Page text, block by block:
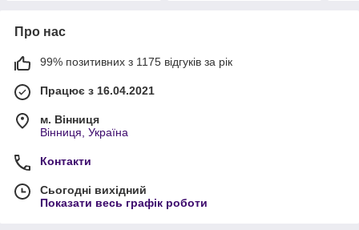
Про нас
99% позитивних з 1175 відгуків за рік
Працює з 16.04.2021
м. Вінниця
Вінниця, Україна
Контакти
Сьогодні вихідний
Показати весь графік роботи